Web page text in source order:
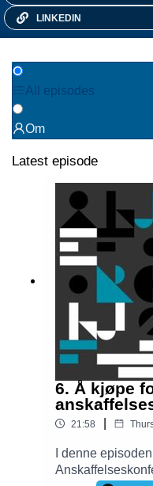
LINKEDIN
All episodes
Om
Latest episode
6. Å kjøpe
21:58
I denne